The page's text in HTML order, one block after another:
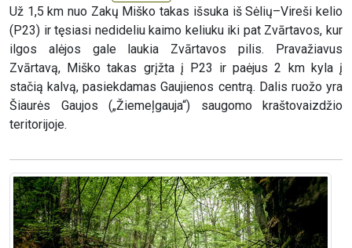
Už 1,5 km nuo Zakų Miško takas išsuka iš Sėlių–Vireši kelio
(P23) ir tęsiasi nedideliu kaimo keliuku iki pat Zvārtavos, kur
ilgos alėjos gale laukia Zvārtavos pilis. Pravažiavus
Zvārtavą, Miško takas grįžta į P23 ir paėjus 2 km kyla į
stačią kalvą, pasiekdamas Gaujienos centrą. Dalis ruožo yra
Šiaurės Gaujos („Žiemeļgauja“) saugomo kraštovaizdžio
teritorijoje.